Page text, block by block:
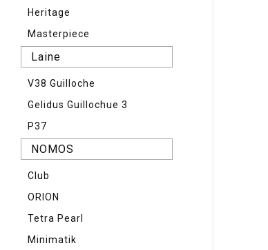
Heritage
Masterpiece
Laine
V38 Guilloche
Gelidus Guillochue 3
P37
NOMOS
Club
ORION
Tetra Pearl
Minimatik